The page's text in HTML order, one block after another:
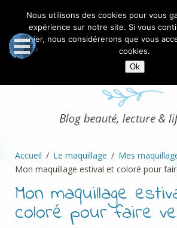
Accueil Le maquillage
Mes
Mon maquillage estival et coloré pour
Mon maquillage
coloré pour faire
Nous utilisons des cookies pour vous
expérience sur notre site. Si vous
dernier, nous considérerons que vous
cookies.
Ok